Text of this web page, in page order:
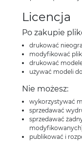
Licencja
Po zakupie
drukować
modyfikować
drukować
używać modeli
Nie możesz:
wykorzystywać
sprzedawać
sprzedawać
publikować i